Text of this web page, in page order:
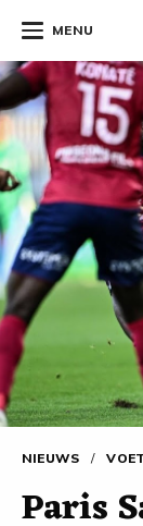
MENU
NIEUWS /
Paris